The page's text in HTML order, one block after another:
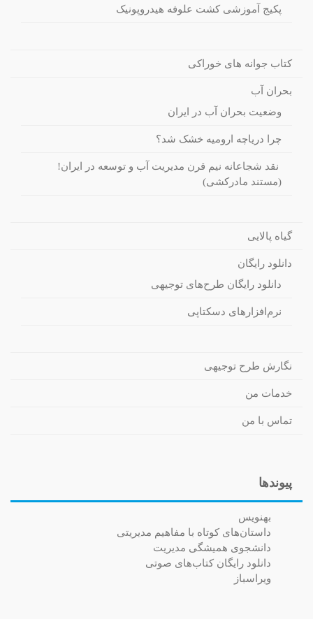
پکیج آموزشی کشت علوفه هیدروپونیک
کتاب جوانه های خوراکی
بحران آب
وضعیت بحران آب در ایران
چرا دریاچه ارومیه خشک شد؟
نقد شجاعانه نیم قرن مدیریت آب و توسعه در ایران!
(مستند مادرکشی)
گیاه پالایی
دانلود رایگان
دانلود رایگان طرح‌های توجیهی
نرم‌افزارهای دسکتاپی
نگارش طرح توجیهی
خدمات من
تماس با من
پیوندها
بهنویس
داستان‌های کوتاه با مفاهیم مدیریتی
دانشجوی همیشگی مدیریت
دانلود رایگان کتاب‌های صوتی
ویراسباز